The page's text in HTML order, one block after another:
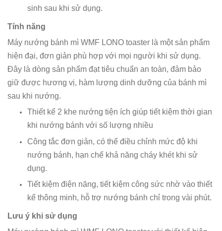
sinh sau khi sử dụng.
Tính năng
Máy nướng bánh mì WMF LONO toaster là một sản phẩm
hiện đại, đơn giản phù hợp với mọi người khi sử dụng.
Đây là dòng sản phẩm đạt tiêu chuẩn an toàn, đảm bảo
giữ được hương vị, hàm lượng dinh dưỡng của bánh mì
sau khi nướng.
Thiết kế 2 khe nướng tiện ích giúp tiết kiệm thời gian
khi nướng bánh với số lượng nhiều
Công tắc đơn giản, có thể điều chỉnh mức độ khi
nướng bánh, hạn chế khả năng cháy khét khi sử
dụng.
Tiết kiệm điện năng, tiết kiệm công sức nhờ vào thiết
kế thông minh, hỗ trợ nướng bánh chỉ trong vài phút.
Lưu ý khi sử dụng